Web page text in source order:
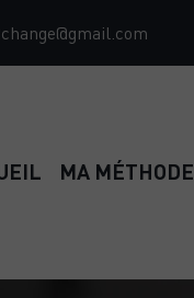
MA MÉTHODE